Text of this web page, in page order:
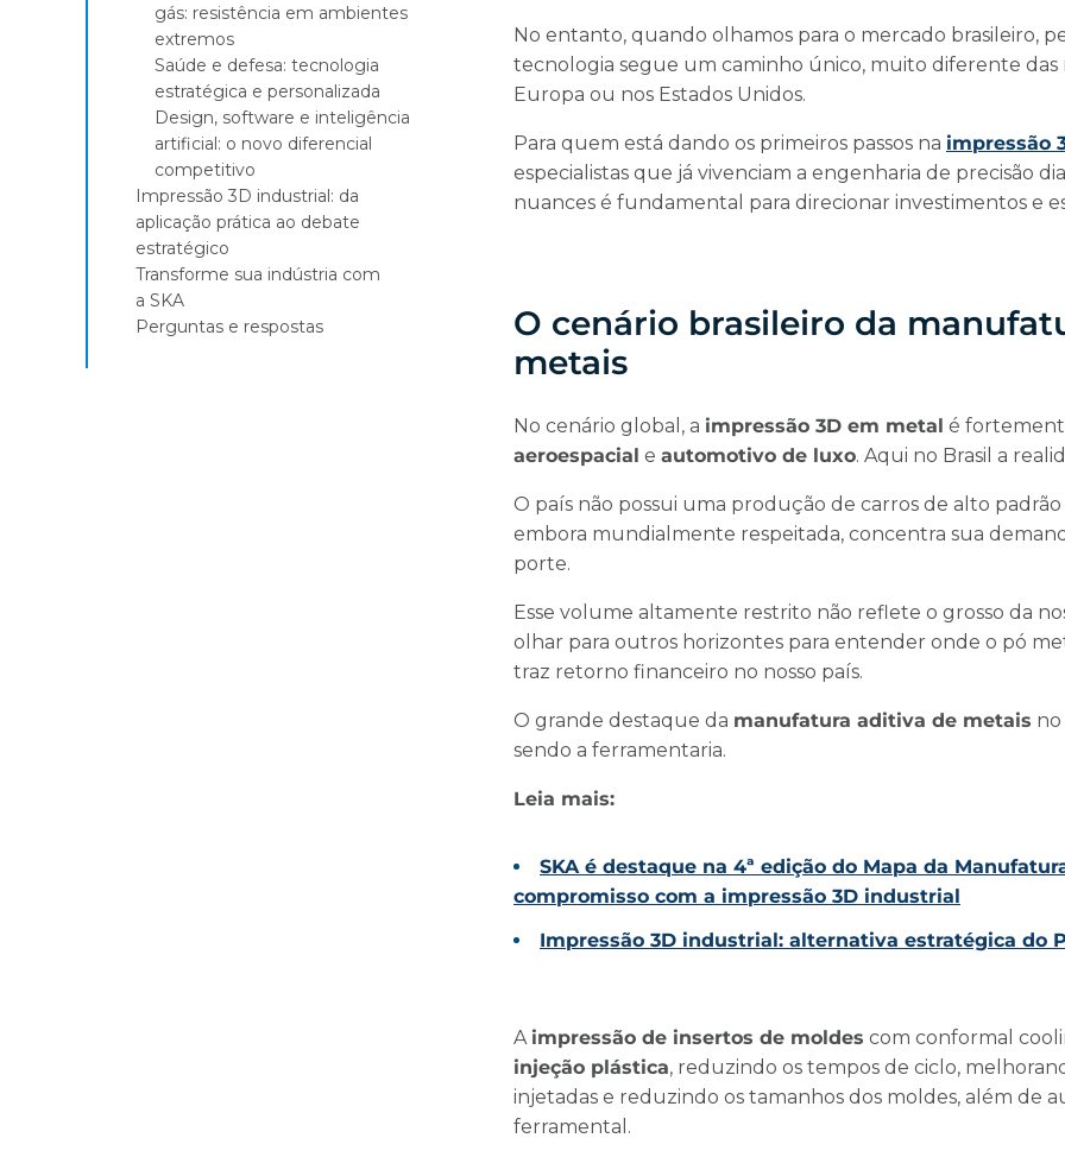
gás: resistência em ambientes
extremos
Saúde e defesa: tecnologia
estratégica e personalizada
Design, software e inteligência
artificial: o novo diferencial
competitivo
Impressão 3D industrial: da
aplicação prática ao debate
estratégico
Transforme sua indústria com
a SKA
Perguntas e respostas
No entanto, quando olhamos para o mercado brasileiro,
tecnologia segue um caminho único, muito diferente das
Europa ou nos Estados Unidos.
Para quem está dando os primeiros passos na impressão
especialistas que já vivenciam a engenharia de precisão
nuances é fundamental para direcionar investimentos e
O cenário brasileiro da
metais
No cenário global, a impressão 3D em metal é
aeroespacial e automotivo de luxo. Aqui no Brasil a
O país não possui uma produção de carros de alto
embora mundialmente respeitada, concentra sua
porte.
Esse volume altamente restrito não reflete o grosso da
olhar para outros horizontes para entender onde o pó
traz retorno financeiro no nosso país.
O grande destaque da manufatura aditiva de metais
sendo a ferramentaria.
Leia mais:
SKA é destaque na 4ª edição do Mapa da
compromisso com a impressão 3D industrial
Impressão 3D industrial: alternativa estratégica do
A impressão de insertos de moldes com conformal
injeção plástica, reduzindo os tempos de ciclo,
injetadas e reduzindo os tamanhos dos moldes, além de
ferramental.